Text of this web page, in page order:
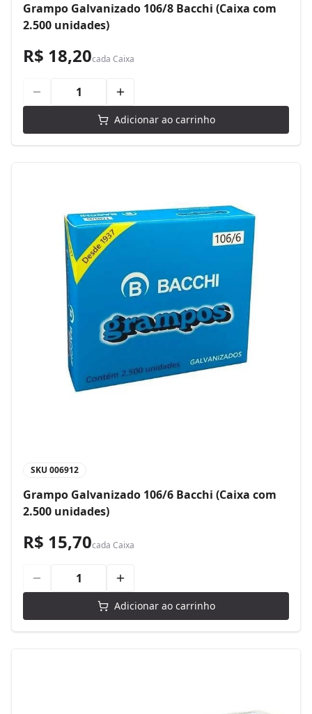
Grampo Galvanizado 106/8 Bacchi (Caixa com
2.500 unidades)
R$ 18,20cada Caixa
Adicionar ao carrinho
SKU 006912
Grampo Galvanizado 106/6 Bacchi (Caixa com
2.500 unidades)
R$ 15,70cada Caixa
Adicionar ao carrinho